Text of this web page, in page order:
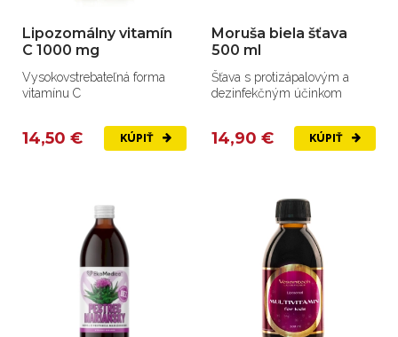
Lipozomálny vitamín
C 1000 mg
Vysokovstrebateľná forma
vitamínu C
14,50 € KÚPIŤ
Moruša biela šťava
500 ml
Šťava s protizápalovým a
dezinfekčným účinkom
14,90 € KÚPIŤ